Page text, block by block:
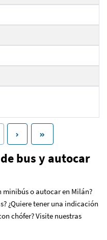
bus y autocar
minibús o autocar en Milán?
¿Quiere tener una indicación
chófer? Visite nuestras